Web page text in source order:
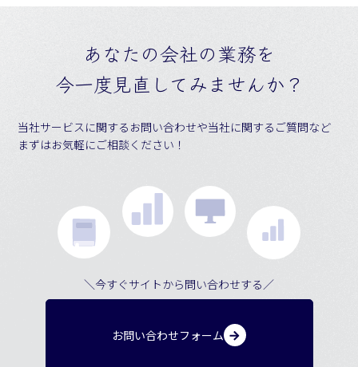
あなたの会社の業務を
今一度見直してみませんか？
当社サービスに関するお問い合わせや当社に関するご質問など
まずはお気軽にご相談ください！
＼今すぐサイトから問い合わせする／
お問い合わせフォーム